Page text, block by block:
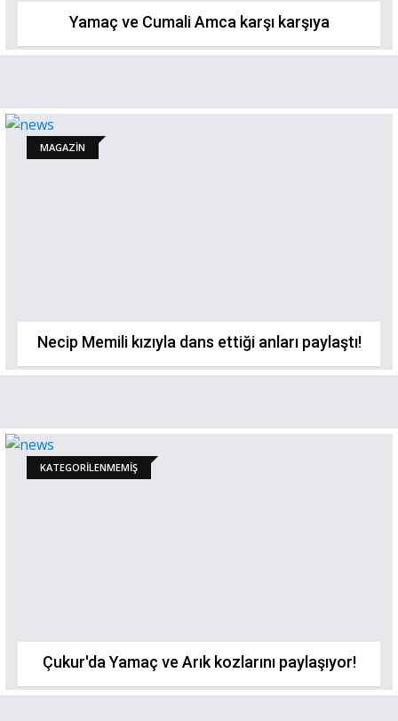
Yamaç ve Cumali Amca karşı karşıya
MAGAZİN
Necip Memili kızıyla dans ettiği anları paylaştı!
KATEGORILENMEMIŞ
Çukur'da Yamaç ve Arık kozlarını paylaşıyor!